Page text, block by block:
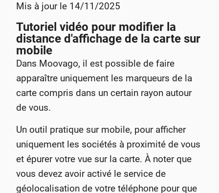
Mis à jour le 14/11/2025
Tutoriel vidéo pour modifier la
distance d'affichage de la carte sur
mobile
Dans Moovago, il est possible de faire
apparaître uniquement les marqueurs de la
carte compris dans un certain rayon autour
de vous.
Un outil pratique sur mobile, pour afficher
uniquement les sociétés à proximité de vous
et épurer votre vue sur la carte. À noter que
vous devez avoir activé le service de
géolocalisation de votre téléphone pour que